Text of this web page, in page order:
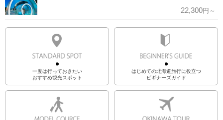
22,300円～
一度は行っておきたい
おすすめ観光スポット
はじめての北海道旅行に役立つ
ビギナーズガイド